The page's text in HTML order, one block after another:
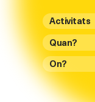
Activitats
On?